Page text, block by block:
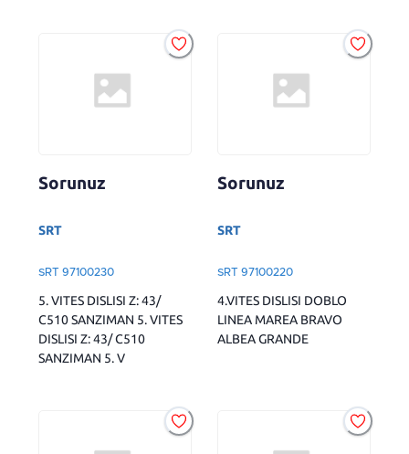
Sorunuz
SRT
SRT 97100230
5. VITES DISLISI Z: 43/
C510 SANZIMAN 5. VITES
DISLISI Z: 43/ C510
SANZIMAN 5. V
Sorunuz
SRT
SRT 97100220
4.VITES DISLISI DOBLO
LINEA MAREA BRAVO
ALBEA GRANDE